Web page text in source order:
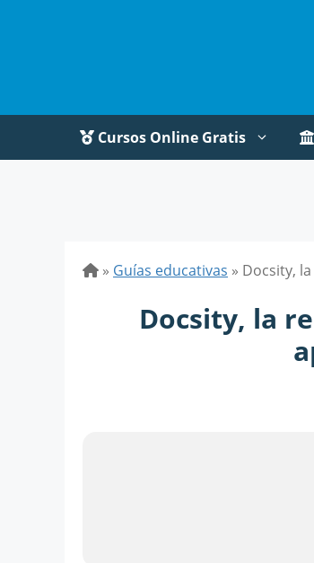
Cursos Online Gratis
» Guías educativas » Docsity,
Docsity, la